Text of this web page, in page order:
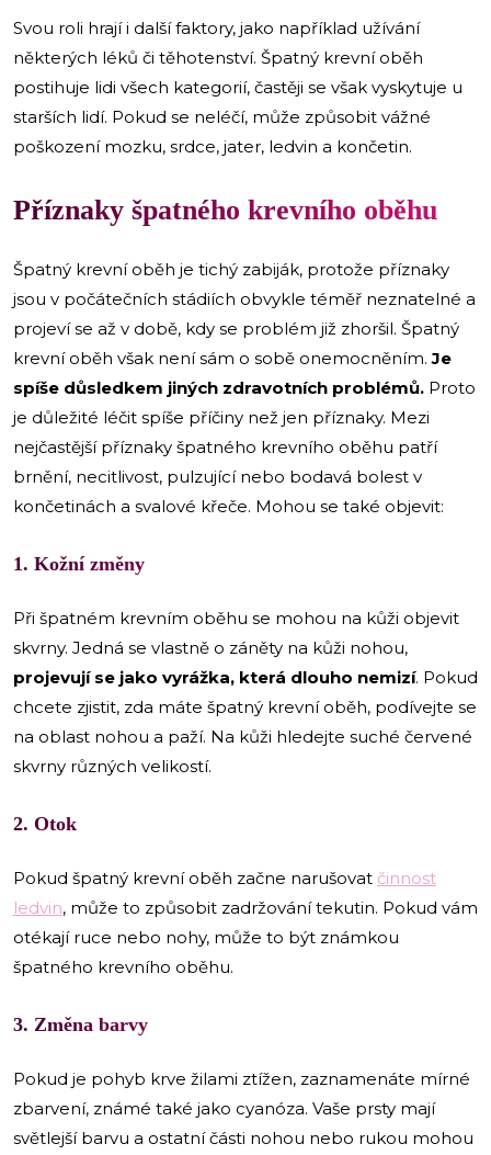
Svou roli hrají i další faktory, jako například užívání
některých léků či těhotenství. Špatný krevní oběh
postihuje lidi všech kategorií, častěji se však vyskytuje u
starších lidí. Pokud se neléčí, může způsobit vážné
poškození mozku, srdce, jater, ledvin a končetin.
Příznaky špatného krevního oběhu
Špatný krevní oběh je tichý zabiják, protože příznaky
jsou v počátečních stádiích obvykle téměř neznatelné a
projeví se až v době, kdy se problém již zhoršil. Špatný
krevní oběh však není sám o sobě onemocněním.Je
spíše důsledkem jiných zdravotních problémů. Proto
je důležité léčit spíše příčiny než jen příznaky. Mezi
nejčastější příznaky špatného krevního oběhu patří
brnění, necitlivost, pulzující nebo bodavá bolest v
končetinách a svalové křeče. Mohou se také objevit:
1. Kožní změny
Při špatném krevním oběhu se mohou na kůži objevit
skvrny. Jedná se vlastně o záněty na kůži nohou,
projevují se jako vyrážka, která dlouho nemizí. Pokud
chcete zjistit, zda máte špatný krevní oběh, podívejte se
na oblast nohou a paží. Na kůži hledejte suché červené
skvrny různých velikostí.
2. Otok
Pokud špatný krevní oběh začne narušovat činnost
ledvin, může to způsobit zadržování tekutin. Pokud vám
otékají ruce nebo nohy, může to být známkou
špatného krevního oběhu.
3. Změna barvy
Pokud je pohyb krve žilami ztížen, zaznamenáte mírné
zbarvení, známé také jako cyanóza. Vaše prsty mají
světlejší barvu a ostatní části nohou nebo rukou mohou